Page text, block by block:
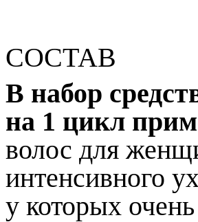
СОСТАВ
В набор
на 1 цикл
волос для
интенсивного
у которых